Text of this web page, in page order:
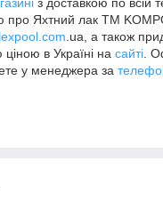
про Яхтний лак TM
.ua, а також
в Україні на сайті .
у менеджера за